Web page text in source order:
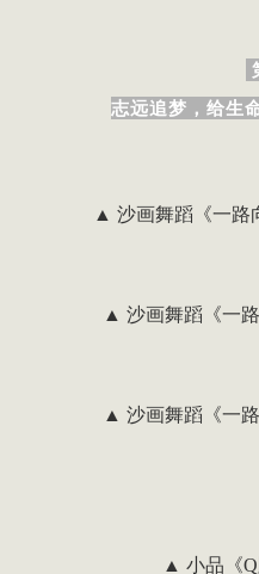
志远追梦，给生
▲ 沙画舞蹈《一路
▲ 沙画舞蹈《一
▲ 沙画舞蹈《一
▲ 小品《Q